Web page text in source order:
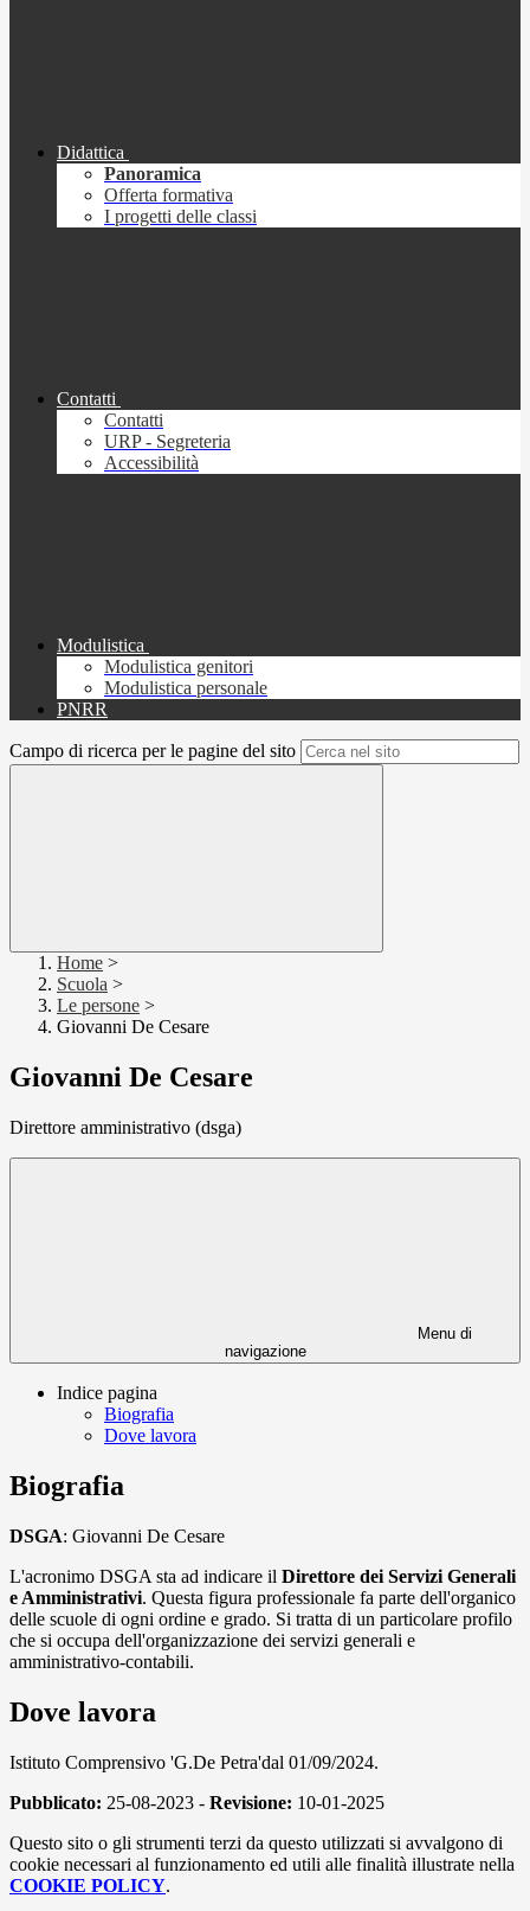
Didattica
Panoramica
Offerta formativa
I progetti delle classi
Contatti
Contatti
URP - Segreteria
Accessibilità
Modulistica
Modulistica genitori
Modulistica personale
PNRR
Campo di ricerca per le pagine del sito
Home >
Scuola >
Le persone >
Giovanni De Cesare
Giovanni De Cesare
Direttore amministrativo (dsga)
Menu di
navigazione
Indice pagina
Biografia
Dove lavora
Biografia
DSGA: Giovanni De Cesare
L'acronimo DSGA sta ad indicare il Direttore dei Servizi Generali
e Amministrativi. Questa figura professionale fa parte dell'organico
delle scuole di ogni ordine e grado. Si tratta di un particolare profilo
che si occupa dell'organizzazione dei servizi generali e
amministrativo-contabili.
Dove lavora
Istituto Comprensivo 'G.De Petra'dal 01/09/2024.
Pubblicato: 25-08-2023 - Revisione: 10-01-2025
Questo sito o gli strumenti terzi da questo utilizzati si avvalgono di
cookie necessari al funzionamento ed utili alle finalità illustrate nella
COOKIE POLICY.